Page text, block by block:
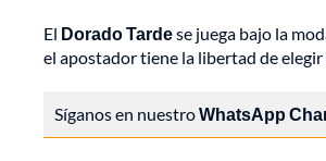
El Dorado Tardese juega bajo la
el apostador tiene la libertad de
Síganos en nuestroWhatsApp